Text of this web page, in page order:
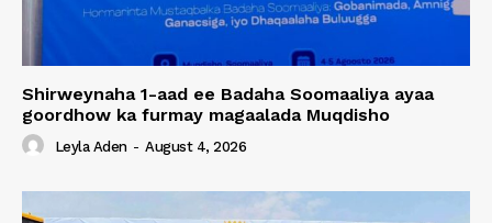
Shirweynaha 1-aad ee Badaha Soomaaliya ayaa
goordhow ka furmay magaalada Muqdisho
Leyla Aden - August 4, 2026